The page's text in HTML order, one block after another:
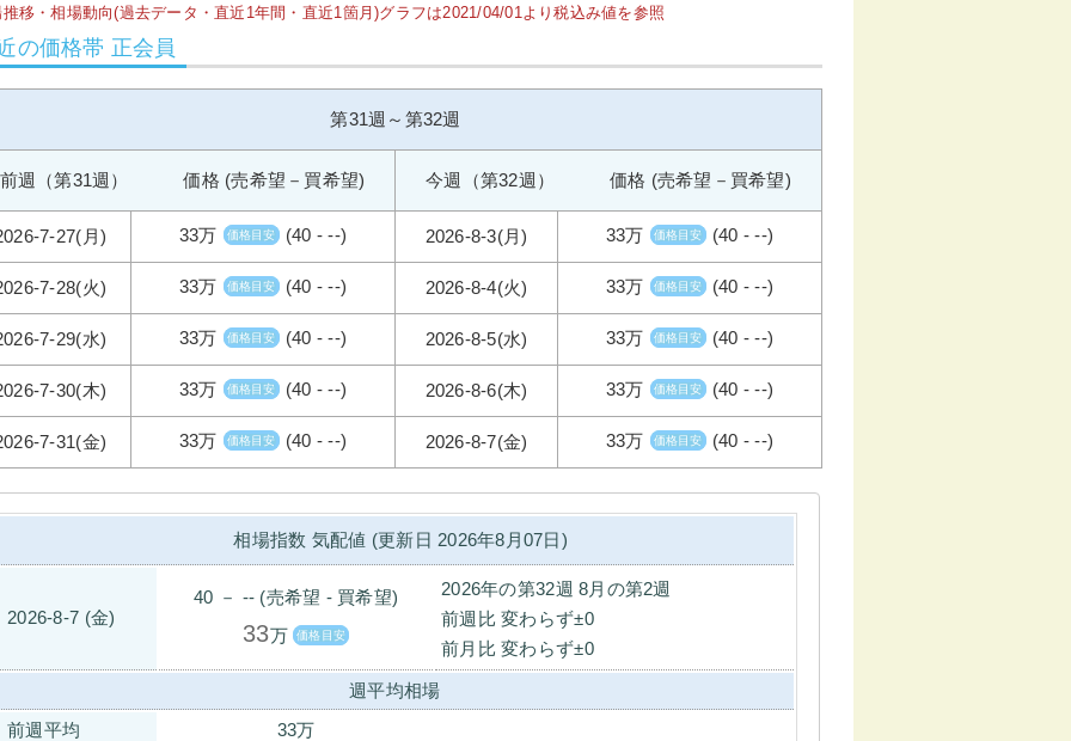
移・相場動向(過去データ・直近1年間・直近1箇月)グラフは2021/04/01より税込み値を参照
の価格帯 正会員
第31週～第32週
前週（第31週） 価格 (売希望－買希望) 今週（第32週） 価格 (売希望－買希望)
7-27(月) 33万 価格目安 (40 - --)
7-28(火) 33万 価格目安 (40 - --)
7-29(水) 33万 価格目安 (40 - --)
7-30(木) 33万 価格目安 (40 - --)
7-31(金) 33万 価格目安 (40 - --)
2026-8-3(月) 33万 価格目安 (40 - --)
2026-8-4(火) 33万 価格目安 (40 - --)
2026-8-5(水) 33万 価格目安 (40 - --)
2026-8-6(木) 33万 価格目安 (40 - --)
2026-8-7(金) 33万 価格目安 (40 - --)
相場指数 気配値 (更新日 2026年8月07日)
2026-8-7 (金)
40 － -- (売希望 - 買希望)
33万 価格目安
2026年の第32週 8月の第2週
前週比 変わらず±0
前月比 変わらず±0
週平均相場
前週平均
33万